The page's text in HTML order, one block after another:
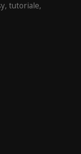
tutoriale,